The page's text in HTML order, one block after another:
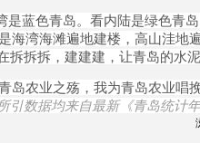
蓝色青岛。看内陆是绿色青岛
湾海滩遍地建楼，高山洼地遍
拆拆拆，建建建，让青岛的水
农业之殇，我为青岛农业唱挽
引数据均来自最新《青岛统计年